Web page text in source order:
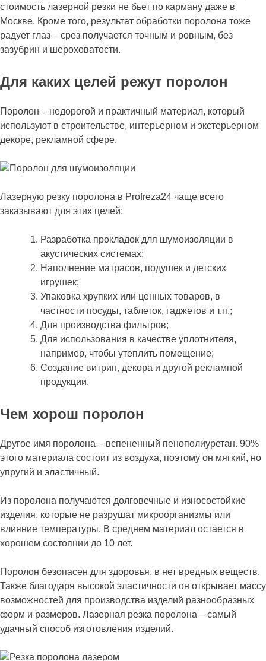
стоимость лазерной резки не бьет по карману даже в
Москве. Кроме того, результат обработки поролона тоже
радует глаз – срез получается точным и ровным, без
зазубрин и шероховатости.
Для каких целей режут поролон
Поролон – недорогой и практичный материал, который
используют в строительстве, интерьерном и экстерьерном
декоре, рекламной сфере.
Лазерную резку поролона в Profreza24 чаще всего
заказывают для этих целей:
Разработка прокладок для шумоизоляции в
акустических системах;
Наполнение матрасов, подушек и детских
игрушек;
Упаковка хрупких или ценных товаров, в
частности посуды, таблеток, гаджетов и т.п.;
Для производства фильтров;
Для использования в качестве уплотнителя,
например, чтобы утеплить помещение;
Создание витрин, декора и другой рекламной
продукции.
Чем хорош поролон
Другое имя поролона – вспененный пенополиуретан. 90%
этого материала состоит из воздуха, поэтому он мягкий, но
упругий и эластичный.
Из поролона получаются долговечные и износостойкие
изделия, которые не разрушат микроорганизмы или
влияние температуры. В среднем материал остается в
хорошем состоянии до 10 лет.
Поролон безопасен для здоровья, в нет вредных веществ.
Также благодаря высокой эластичности он открывает массу
возможностей для производства изделий разнообразных
форм и размеров. Лазерная резка поролона – самый
удачный способ изготовления изделий.